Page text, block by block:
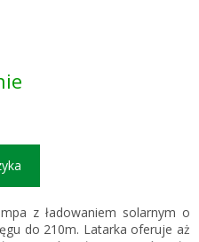
z ładowaniem solarnym o
do 210m. Latarka oferuje aż